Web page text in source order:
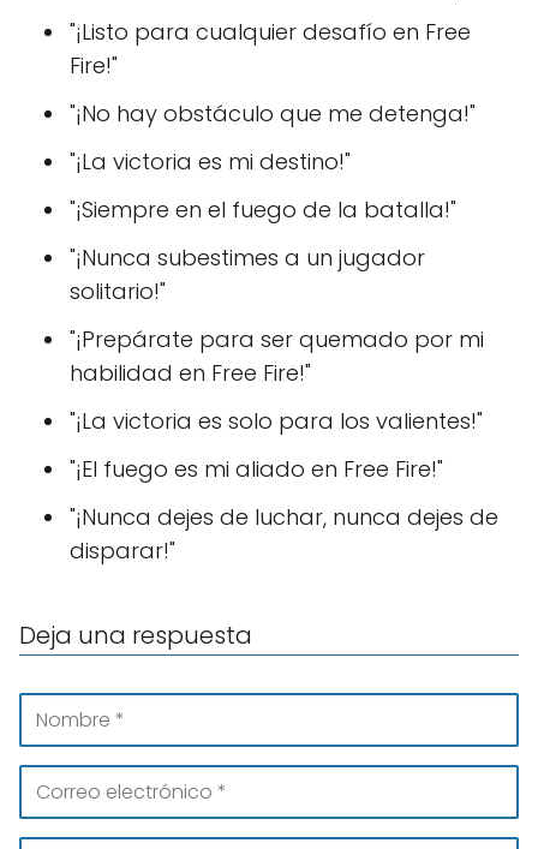
"¡Listo para cualquier desafío en Free
Fire!"
"¡No hay obstáculo que me detenga!"
"¡La victoria es mi destino!"
"¡Siempre en el fuego de la batalla!"
"¡Nunca subestimes a un jugador
solitario!"
"¡Prepárate para ser quemado por mi
habilidad en Free Fire!"
"¡La victoria es solo para los valientes!"
"¡El fuego es mi aliado en Free Fire!"
"¡Nunca dejes de luchar, nunca dejes de
disparar!"
Deja una respuesta